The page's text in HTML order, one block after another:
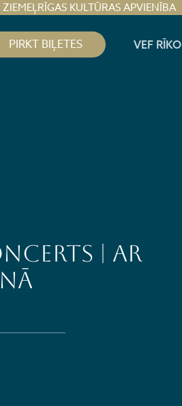
ZIEMEĻRĪGAS KULTŪRAS APVIENĪBA
PIRKT BIĻETES VEF RĪKO
| AR